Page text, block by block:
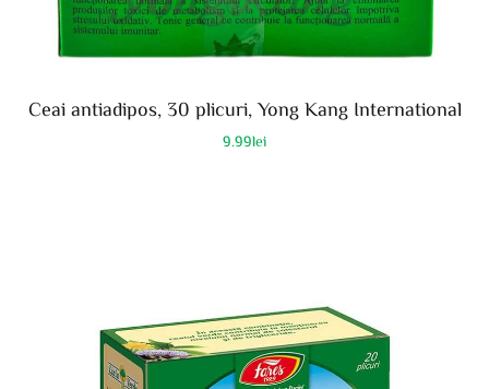
Ceai antiadipos, 30 plicuri, Yong Kang International
9.99lei